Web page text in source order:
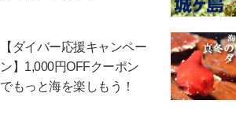
【ダイバー応援キャンペー
ン】1,000円OFFクーポン
でもっと海を楽しもう！